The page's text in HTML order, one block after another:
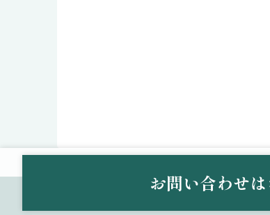
お問い合わせは